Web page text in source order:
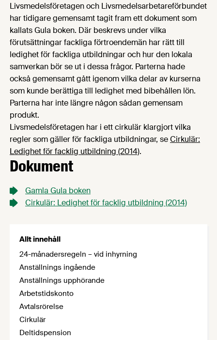
Livsmedelsföretagen och Livsmedelsarbetareförbundet
har tidigare gemensamt tagit fram ett dokument som
kallats Gula boken. Där beskrevs under vilka
förutsättningar fackliga förtroendemän har rätt till
ledighet för fackliga utbildningar och hur den lokala
samverkan bör se ut i dessa frågor. Parterna hade
också gemensamt gått igenom vilka delar av kurserna
som kunde berättiga till ledighet med bibehållen lön.
Parterna har inte längre någon sådan gemensam
produkt.
Livsmedelsföretagen har i ett cirkulär klargjort vilka
regler som gäller för fackliga utbildningar, seCirkulär:
Ledighet för facklig utbildning (2014).
Dokument
Gamla Gula boken
Cirkulär: Ledighet för facklig utbildning (2014)
Allt innehåll
24-månadersregeln – vid inhyrning
Anställnings ingående
Anställnings upphörande
Arbetstidskonto
Avtalsrörelse
Cirkulär
Deltidspension